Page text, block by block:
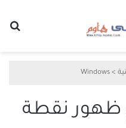
>
Windows
ظهور نقطة